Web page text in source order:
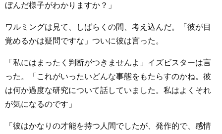
ぼんだ様子がわかりますか？」
ワルミングは見て、しばらくの間、考え込んだ。「彼が目
覚めるかは疑問ですな」ついに彼は言った。
「私にはまったく判断がつきませんよ」イズビスターは言
った。「これがいったいどんな事態をもたらすのかね。彼
は何か過度な研究について話していました。私はよくそれ
が気になるのです」
「彼はかなりの才能を持つ人間でしたが、発作的で、感情